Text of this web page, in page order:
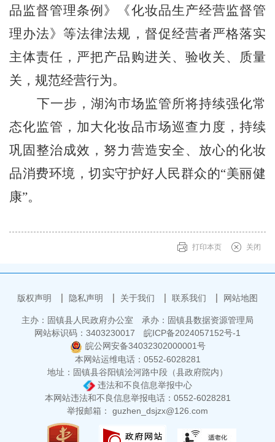
品监督管理条例》《化妆品生产经营监督管
理办法》等法律法规，督促经营者严格落实
主体责任，严把产品购进关、验收关、质量
关，规范经营行为。
下一步， 湖沟市场监管所将持续强化常
态化监管，加大化妆品市场巡查力度，持续
巩固整治成效，努力营造安全、放心的化妆
品消费环境，切实守护好人民群众的“美丽健
康”。
打印本页 关闭
版权声明 隐私声明 关于我们 联系我们 网站地图
主办：固镇县人民政府办公室
承办：固镇县数据资源管理局
网站标识码：3403230017
皖ICP备2024057152号-1
皖公网安备34032302000001号
本网站运维电话：0552-6028281
地址：固镇县谷阳镇浍河路中段（县政府院内）
违法和不良信息举报中心
本网站违法和不良信息举报电话：0552-6028281
举报邮箱： guzhen_dsjzx@126.com